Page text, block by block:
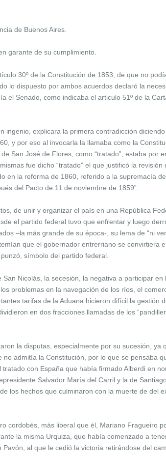
de Buenos Aires.
garante de su cumplimiento.
30º de la Constitución de 1853, de que no
lo dispuesto por ambos acuerdos declaró la
el Senado, como indicaba el articulo 51º de la
ingenio, explicara la primera contradicción
y por eso al invocarla la llamaba como la
San José de Flores, como “tratado”, estaba por
fue dicho “tratado” el que justificó la
en la reforma de 1860, referido a la supremacía
del Pacto de 11 de noviembre de 1859”.
de unir y organizar el país en una República
el partido federal tuvo que enfrentar y luego
–la más grande de su época-, su lema de “ni
que el gobernador entrerriano se convirtiera
símbolo del partido federal.
Nicolás, la secesión, la negativa a participar
problemas en la navegación de los ríos, el
tarifas de la Aduana hicieron difícil la gestión
en dos fracciones llamadas de los
la disputas, especialmente por su sucesión,
admitía la Constitución, por lo que se pensaba
con España que había firmado Alberdi en
Salvador María del Carril y la de
los hechos que culminaron con la muerte de del
cordobés, más liberal que él, Mariano Fragueiro
la misma Urquiza, que había comenzado a
al que le cedió la victoria retirándose del